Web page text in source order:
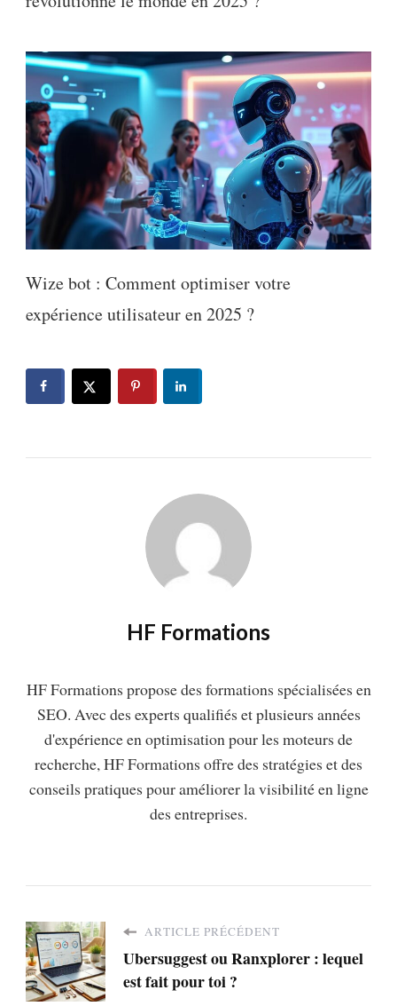
Wize bot : Comment optimiser votre
expérience utilisateur en 2025 ?
HF Formations
HF Formations propose des formations spécialisées en
SEO. Avec des experts qualifiés et plusieurs années
d'expérience en optimisation pour les moteurs de
recherche, HF Formations offre des stratégies et des
conseils pratiques pour améliorer la visibilité en ligne
des entreprises.
ARTICLE PRÉCÉDENT
Ubersuggest ou Ranxplorer : lequel
est fait pour toi ?